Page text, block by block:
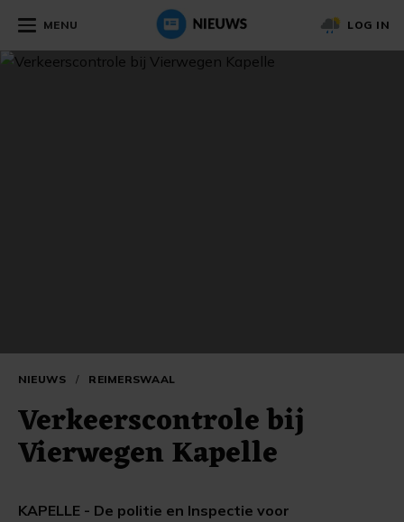
MENU LOG IN
NIEUWS / REIMERSWAAL
Verkeerscontrole bij
Vierwegen Kapelle
KAPELLE - De politie en Inspectie voor